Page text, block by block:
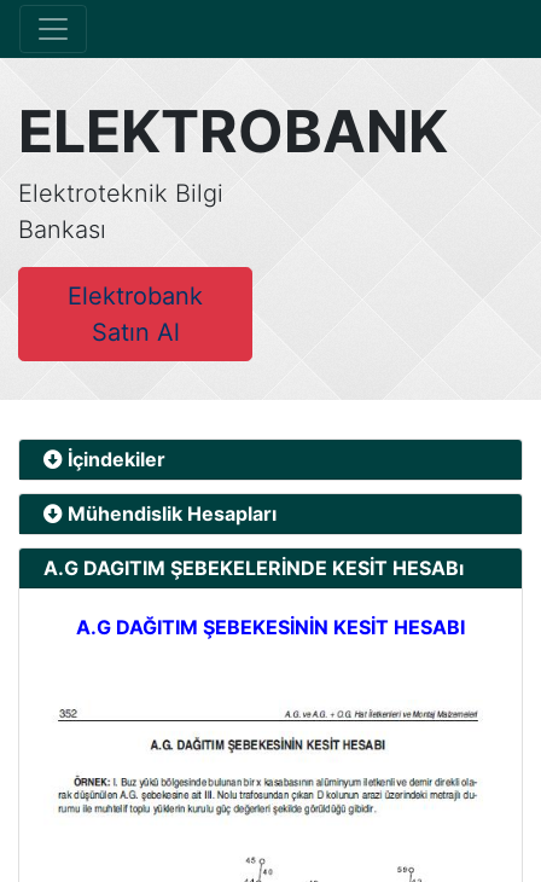
ELEKTROBANK
Elektroteknik Bilgi
Bankası
Elektrobank
Satın Al
İçindekiler
Mühendislik Hesapları
A.G DAGITIM ŞEBEKELERİNDE KESİT HESABı
A.G DAĞITIM ŞEBEKESİNİN KESİT HESABI